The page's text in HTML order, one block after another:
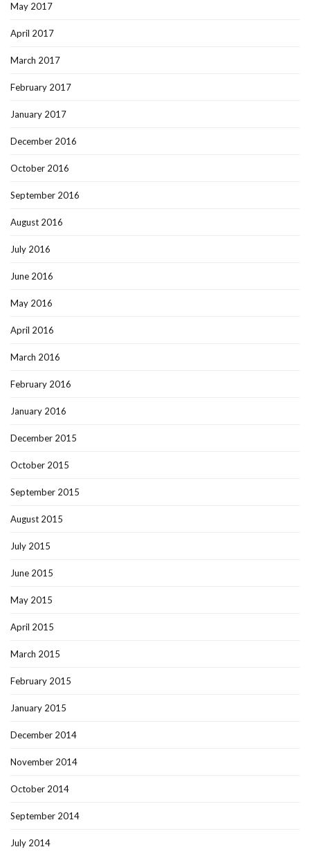
May 2017
April 2017
March 2017
February 2017
January 2017
December 2016
October 2016
September 2016
August 2016
July 2016
June 2016
May 2016
April 2016
March 2016
February 2016
January 2016
December 2015
October 2015
September 2015
August 2015
July 2015
June 2015
May 2015
April 2015
March 2015
February 2015
January 2015
December 2014
November 2014
October 2014
September 2014
July 2014